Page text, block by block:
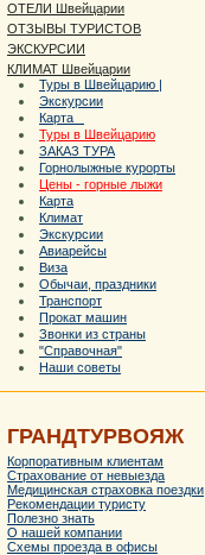
ОТЕЛИ Швейцарии
ОТЗЫВЫ ТУРИСТОВ
ЭКСКУРСИИ
КЛИМАТ Швейцарии
Туры в Швейцарию |
Экскурсии
Карта
Туры в Швейцарию
ЗАКАЗ ТУРА
Горнолыжные курорты
Цены - горные лыжи
Карта
Климат
Экскурсии
Авиарейсы
Виза
Обычаи, праздники
Транспорт
Прокат машин
Звонки из страны
"Справочная"
Наши советы
ГРАНДТУРВОЯЖ
Корпоративным клиентам
Страхование от невыезда
Медицинская страховка поездки
Рекомендации туристу
Полезно знать
О нашей компании
Схемы проезда в офисы